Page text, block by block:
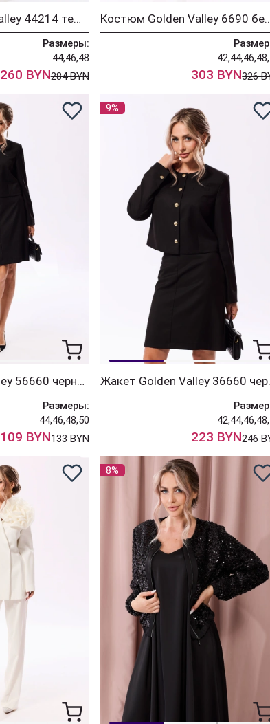
Платье Golden Valley 44214 темно-бирюзовый
Размеры:
44,46,48
260 BYN284 BYN
Костюм Golden
303 BYN326
Юбка Golden Valley 56660 черный
Размеры:
44,46,48,50
109 BYN133 BYN
9%
Жакет
223 BYN246
8%